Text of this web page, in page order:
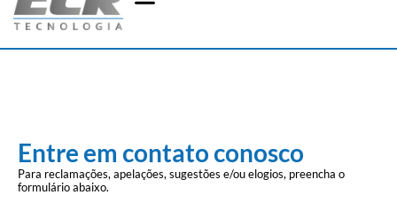
Entre em contato conosco
Para reclamações, apelações, sugestões e/ou elogios, preencha o
formulário abaixo.